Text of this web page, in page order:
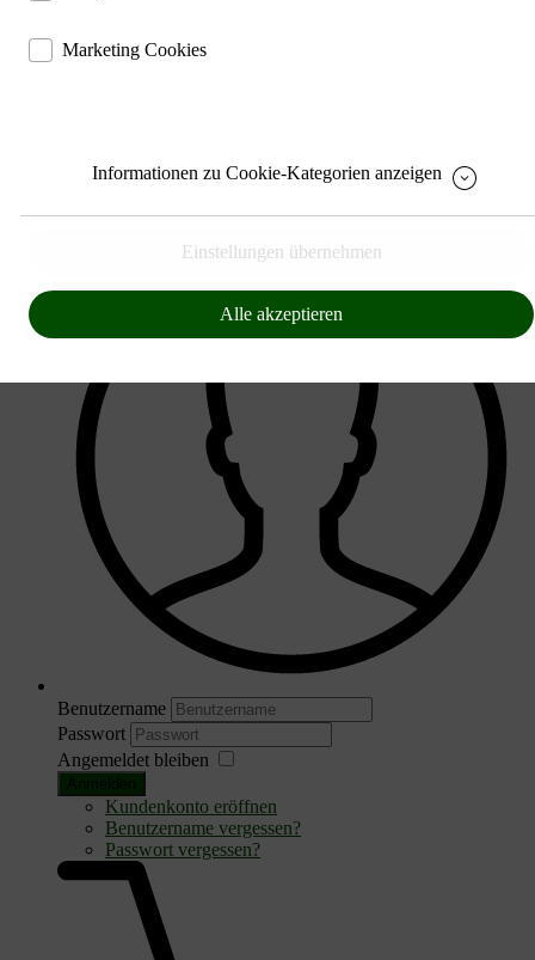
Speichern Ihre Log-In Daten
ermöglichen eine Websiteanalyse, um das Besucherverhalten
kennenzulernen und die Website darauf abgestimmt zu gestalten
Marketing Cookies
Bereitstellung von individuellen und auf Sie zugeschnittenen
Informationen zu Cookie-Kategorien anzeigen
Einstellungen übernehmen
Alle akzeptieren
Benutzername
Passwort
Angemeldet bleiben
Kundenkonto eröffnen
Benutzername vergessen?
Passwort vergessen?